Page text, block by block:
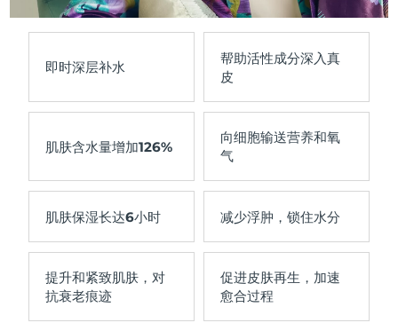
即时深层补水
帮助活性成分深入真
皮
肌肤含水量增加126%
向细胞输送营养和氧
气
肌肤保湿长达6小时 减少浮肿 ，锁住水分
提升和紧致肌肤，对
抗衰老痕迹
促进皮肤再生 ，加速
愈合过程